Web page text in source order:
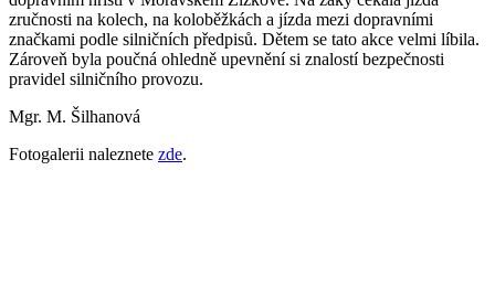
zručnosti na kolech, na koloběžkách a jízda mezi dopravními
značkami podle silničních předpisů. Dětem se tato akce velmi líbila.
Zároveň byla poučná ohledně upevnění si znalostí bezpečnosti
pravidel silničního provozu.
Mgr. M. Šilhanová
Fotogalerii naleznete zde.